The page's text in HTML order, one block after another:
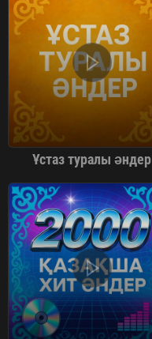
Ұстаз туралы әндер